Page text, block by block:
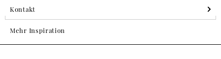
Kontakt
Mehr Inspiration